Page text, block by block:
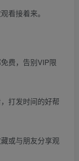
看接着来。
费，告别VIP限
打发时间的好帮
或与朋友分享观